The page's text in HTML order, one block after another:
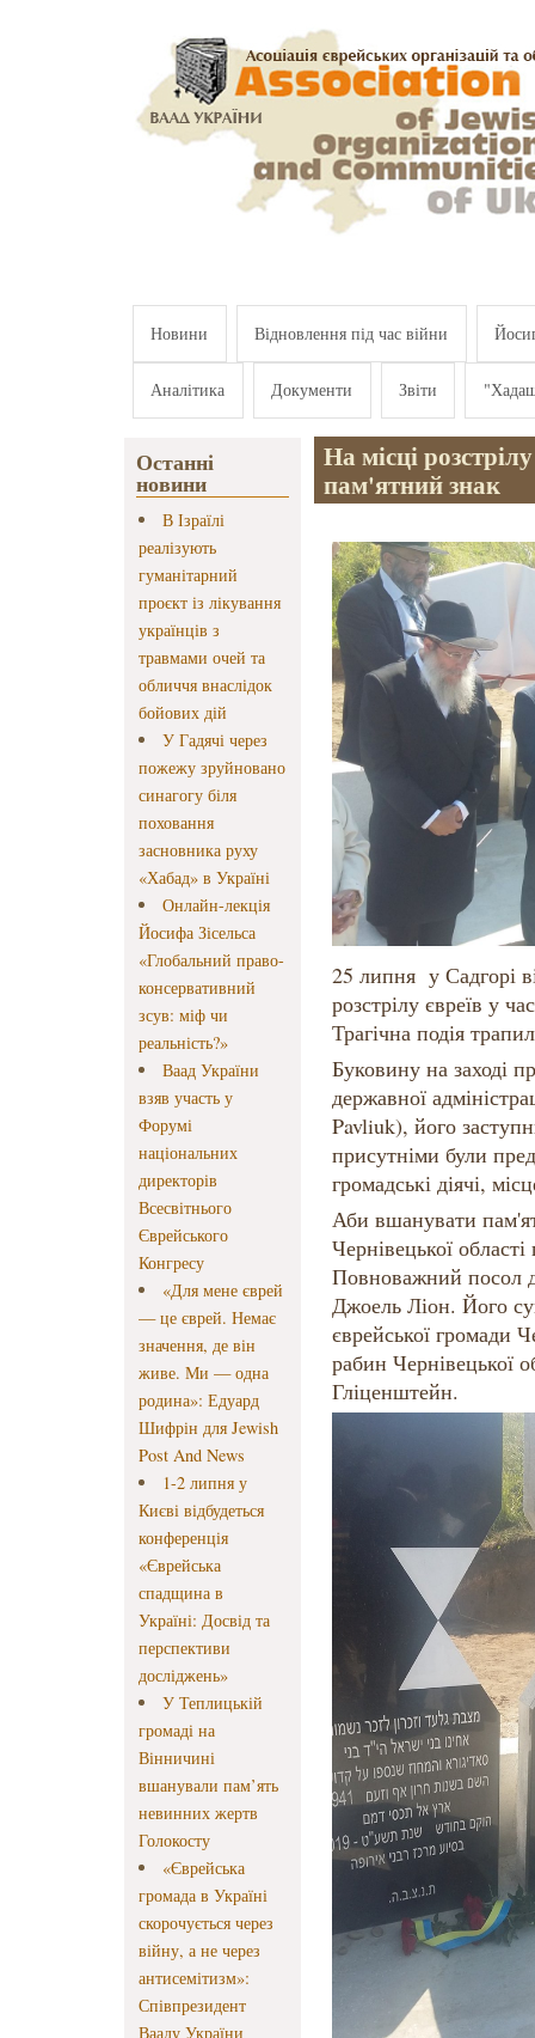
Новини Відновлення під час війни
Аналітика Документи Звіти
Останні
новини
В Ізраїлі
реалізують
гуманітарний
проєкт із лікування
українців з
травмами очей та
обличчя внаслідок
бойових дій
У Гадячі через
пожежу зруйновано
синагогу біля
поховання
засновника руху
«Хабад» в Україні
Онлайн-лекція
Йосифа Зісельса
«Глобальний право-
консервативний
зсув: міф чи
реальність?»
Ваад України
взяв участь у
Форумі
національних
директорів
Всесвітнього
Єврейського
Конгресу
«Для мене єврей
— це єврей. Немає
значення, де він
живе. Ми — одна
родина»: Едуард
Шифрін для Jewish
Post And News
1-2 липня у
Києві відбудеться
конференція
«Єврейська
спадщина в
Україні: Досвід та
перспективи
досліджень»
У Теплицькій
громаді на
Вінничині
вшанували пам’ять
невинних жертв
Голокосту
«Єврейська
громада в Україні
скорочується через
війну, а не через
антисемітизм»:
Співпрезидент
Вааду України
На місці
пам'ятний знак
25 липня у Садгорі
розстрілу євреїв у
Трагічна подія
Буковину на заході
державної
Pavliuk), його
присутніми були
громадські діячі,
Аби вшанувати
Чернівецької
Повноважний посол
Джоель Ліон. Його
єврейської громади
рабин Чернівецької
Гліценштейн.